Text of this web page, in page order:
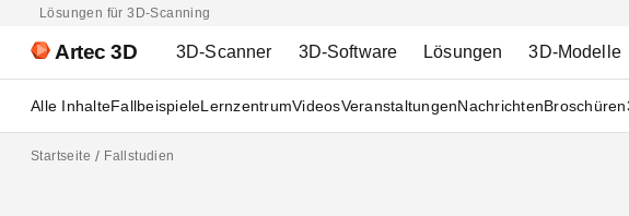
Lösungen für 3D-Scanning
Artec 3D 3D-Scanner 3D-Software Lösungen 3D-Modelle
Alle InhalteFallbeispieleLernzentrumVideosVeranstaltungenNachrichtenBroschüren
Startseite Fallstudien